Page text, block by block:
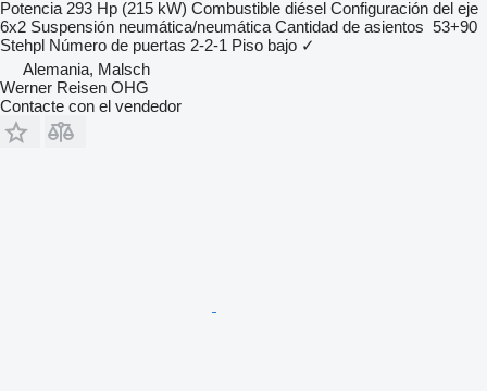
Potencia 293 Hp (215 kW) Combustible diésel Configuración del eje
6x2 Suspensión neumática/neumática Cantidad de asientos 53+90
Stehpl Número de puertas 2-2-1 Piso bajo ✓
Alemania, Malsch
Werner Reisen OHG
Contacte con el vendedor